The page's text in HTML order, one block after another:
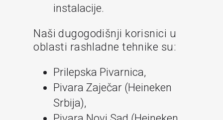
instalacije.
Naši dugogodišnji korisnici u
oblasti rashladne tehnike su:
Prilepska Pivarnica,
Pivara Zaječar (Heineken
Srbija),